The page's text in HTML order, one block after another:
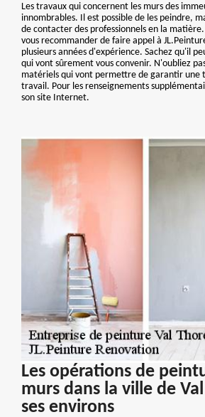
Les travaux qui concernent les murs des
innombrables. Il est possible de les peindre,
de contacter des professionnels en la
vous recommander de faire appel à
plusieurs années d'expérience. Sachez qu'il
qui vont sûrement vous convenir. N'oubliez
matériels qui vont permettre de garantir une
travail. Pour les renseignements
son site Internet.
Les opérations de
murs dans la ville de
ses environs